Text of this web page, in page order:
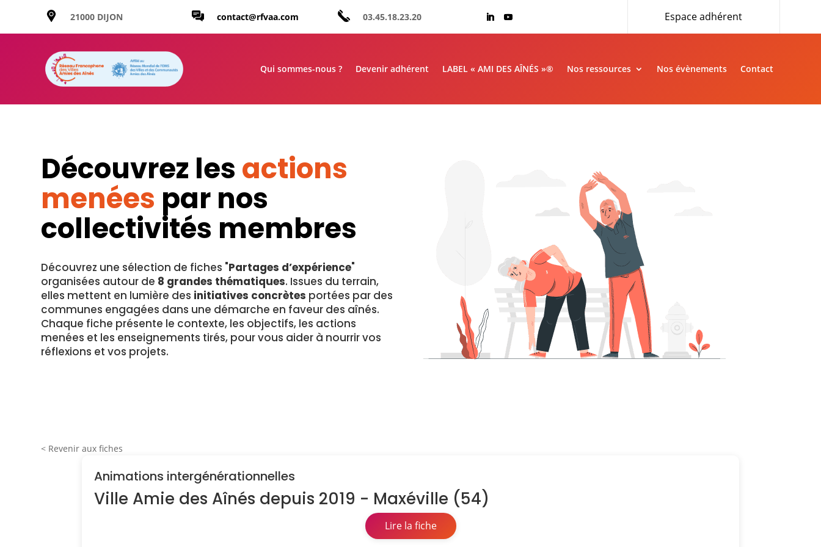
21000 DIJON contact@rfvaa.com 03.45.18.23.20 Espace adhérent
Qui sommes-nous ? Devenir adhérent LABEL « AMI DES AÎNÉS »® Nos ressources Nos évènements Contact
Découvrez les actions
menées par nos
collectivités membres
Découvrez une sélection de fiches "Partages d’expérience"
organisées autour de 8 grandes thématiques. Issues du terrain,
elles mettent en lumière des initiatives concrètes portées par des
communes engagées dans une démarche en faveur des aînés.
Chaque fiche présente le contexte, les objectifs, les actions
menées et les enseignements tirés, pour vous aider à nourrir vos
réflexions et vos projets.
< Revenir aux fiches
Animations intergénérationnelles
Ville Amie des Aînés depuis 2019 - Maxéville (54)
Lire la fiche